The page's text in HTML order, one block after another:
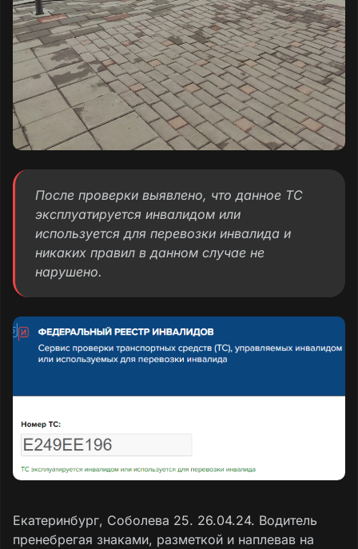
После проверки выявлено, что данное ТС
эксплуатируется инвалидом или
используется для перевозки инвалида и
никаких правил в данном случае не
нарушено.
Екатеринбург, Соболева 25. 26.04.24. Водитель
пренебрегая знаками, разметкой и наплевав на